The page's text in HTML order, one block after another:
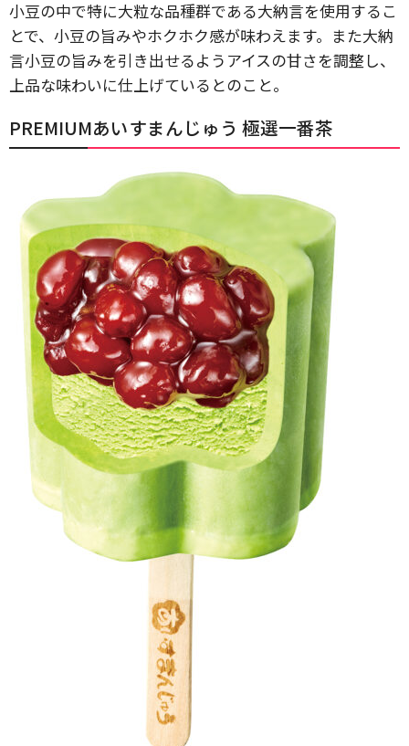
小豆の中で特に大粒な品種群である大納言を使用するこ
とで、小豆の旨みやホクホク感が味わえます。また大納
言小豆の旨みを引き出せるようアイスの甘さを調整し、
上品な味わいに仕上げているとのこと。
PREMIUMあいすまんじゅう 極選一番茶